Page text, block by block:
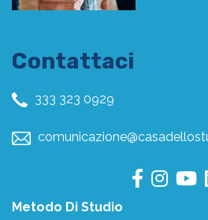
Contattaci
333 323 0929
Metodo Di Studio